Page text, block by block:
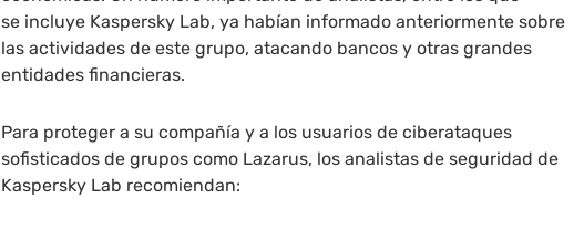
se incluye Kaspersky Lab, ya habían informado anteriormente sobre
las actividades de este grupo, atacando bancos y otras grandes
entidades financieras.
Para proteger a su compañía y a los usuarios de ciberataques
sofisticados de grupos como Lazarus, los analistas de seguridad de
Kaspersky Lab recomiendan: